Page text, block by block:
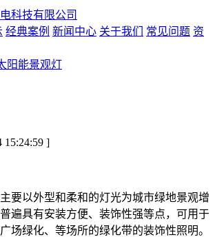
经典案例 新闻中心 关于我们 常见问题 资
阳能景观灯
15:24:59 ]
以外型和柔和的灯光为城市绿地景观增
遍具有安装方便、装饰性强等点，可用于
场绿化、等场所的绿化带的装饰性照明。